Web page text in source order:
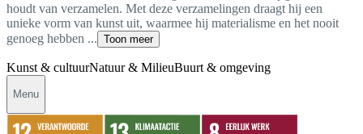
houdt van verzamelen. Met deze verzamelingen draagt hij een
unieke vorm van kunst uit, waarmee hij materialisme en het nooit
genoeg hebben ... Toon meer
Kunst & cultuurNatuur & MilieuBuurt & omgeving
Menu